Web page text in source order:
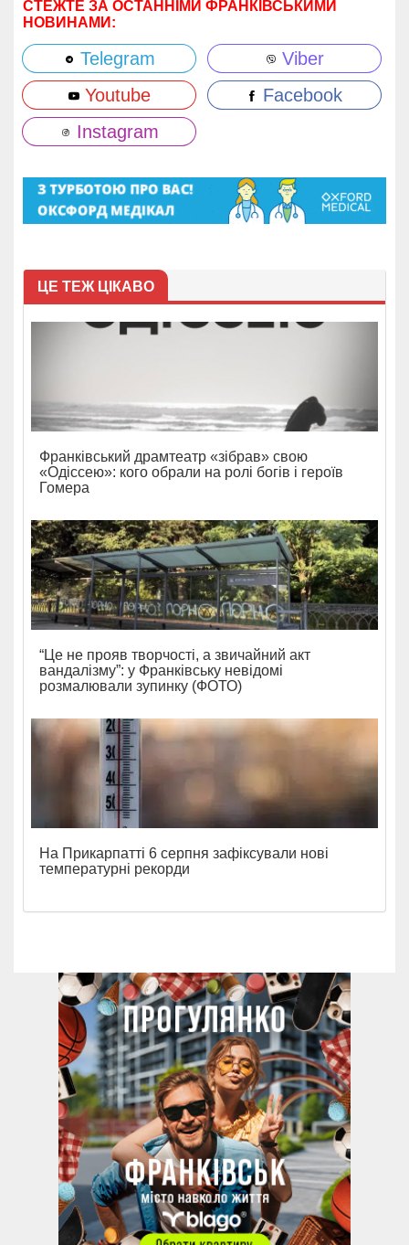
СТЕЖТЕ ЗА ОСТАННІМИ ФРАНКІВСЬКИМИ
НОВИНАМИ:
Telegram
Viber
Youtube
Facebook
Instagram
ЦЕ ТЕЖ ЦІКАВО
Франківський драмтеатр «зібрав» свою
«Одіссею»: кого обрали на ролі богів і героїв
Гомера
“Це не прояв творчості, а звичайний акт
вандалізму”: у Франківську невідомі
розмалювали зупинку (ФОТО)
На Прикарпатті 6 серпня зафіксували нові
температурні рекорди